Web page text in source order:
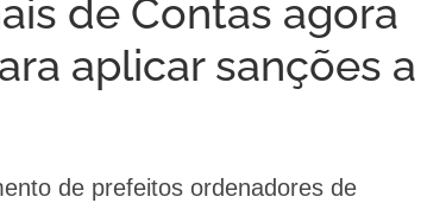
de Contas agora
aplicar sanções a
de prefeitos ordenadores de